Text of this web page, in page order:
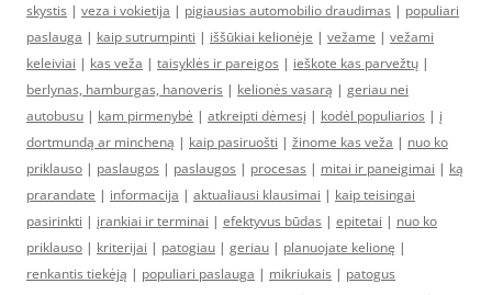
skystis | veza i vokietija | pigiausias automobilio draudimas | populiari
paslauga | kaip sutrumpinti | iššūkiai kelionėje | vežame | vežami
keleiviai | kas veža | taisyklės ir pareigos | ieškote kas parvežtų |
berlynas, hamburgas, hanoveris | kelionės vasarą | geriau nei
autobusu | kam pirmenybė | atkreipti dėmesį | kodėl populiarios | į
dortmundą ar mincheną | kaip pasiruošti | žinome kas veža | nuo ko
priklauso | paslaugos | paslaugos | procesas | mitai ir paneigimai | ką
prarandate | informacija | aktualiausi klausimai | kaip teisingai
pasirinkti | įrankiai ir terminai | efektyvus būdas | epitetai | nuo ko
priklauso | kriterijai | patogiau | geriau | planuojate kelionę |
renkantis tiekėją | populiari paslauga | mikriukais | patogus